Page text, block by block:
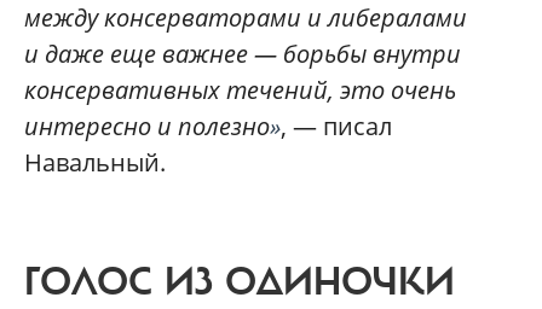
между консерваторами и либералами
и даже еще важнее — борьбы внутри
консервативных течений, это очень
интересно и полезно», — писал
Навальный.
ГОЛОС ИЗ ОДИНОЧКИ